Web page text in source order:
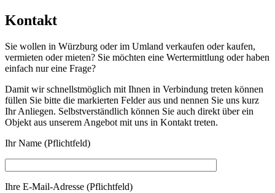
Kontakt
Sie wollen in Würzburg oder im Umland verkaufen oder kaufen,
vermieten oder mieten? Sie möchten eine Wertermittlung oder haben
einfach nur eine Frage?
Damit wir schnellstmöglich mit Ihnen in Verbindung treten können
füllen Sie bitte die markierten Felder aus und nennen Sie uns kurz
Ihr Anliegen. Selbstverständlich können Sie auch direkt über ein
Objekt aus unserem Angebot mit uns in Kontakt treten.
Ihr Name (Pflichtfeld)
Ihre E-Mail-Adresse (Pflichtfeld)